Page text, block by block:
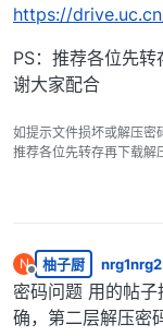
https://
PS：推荐各位先
谢大家配合
如提示文件损坏或解压密
推荐各位先转存再下载解
N
离线
柚子厨 nrg1nrg2
密码问题 用的帖
确，第二层解压密